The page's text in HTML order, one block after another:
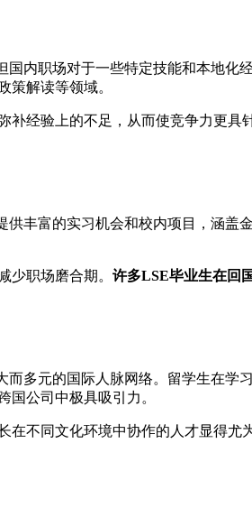
内职场对于一些特定技能和本地
策解读等领域。
经验上的不足，从而使竞争力更具
丰富的实习机会和校内项目，涵
少职场磨合期。 许多LSE毕业生在回
多元的国际人脉网络。留学生在
国公司中极具吸引力。
在不同文化环境中协作的人才显得